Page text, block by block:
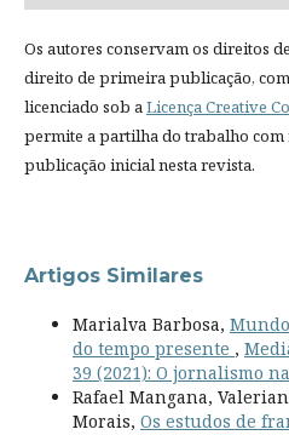
Os autores conservam os direitos
direito de primeira publicação,
licenciado sob aLicença Creative
permite a partilha do trabalho com
publicação inicial nesta revista.
Artigos Similares
Marialva Barbosa,
do tempo presente ,
39 (2021): O jornalismo
Rafael Mangana,
Morais, Os estudos de